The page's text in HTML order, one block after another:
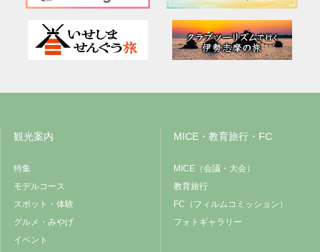
観光案内
特集
モデルコース
スポット・体験
グルメ・みやげ
イベント
MICE・教育旅行・FC
MICE（会議・大会）
教育旅行
FC（フィルムコミッション）
フォトギャラリー